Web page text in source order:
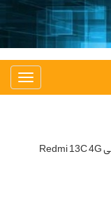
تغییر